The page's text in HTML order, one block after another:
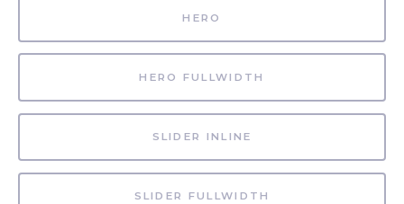
HERO
HERO FULLWIDTH
SLIDER INLINE
SLIDER FULLWIDTH